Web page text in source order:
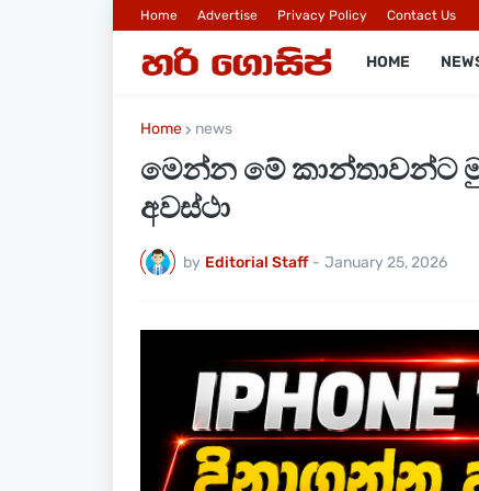
Home Advertise Privacy Policy Contact Us
HOME
Home news
මෙන්න මේ කාන්තාවන්ට
අවස්ථා
by Editorial Staff - January 25, 2026